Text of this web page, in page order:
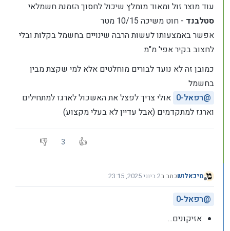
עוד מוצר זול ומאוד מומלץ שיכול לחסוך הזמנת חשמלאי
סטלבנד - חוט משיכה 10/15 מטר
אפשר באמצעותו לעשות הרבה שינויים בחשמל בקלות ובלי
לחצוב בקיר אפי' מ"מ
כמובן זה לא נועד לבורים מוחלטים אלא למי שקצת מבין
בחשמל
@רפאל-0
אולי צריך לפצל את האשכול לארגז למתחילים
וארגז למתקדמים (אבל עדיין לא בעלי מקצוע)
3
מנותק
מיכאלושכתב ב2 ביוני 2025, 23:15
נערך לאחרונה על ידי
@רפאל-0
אזיקונים...